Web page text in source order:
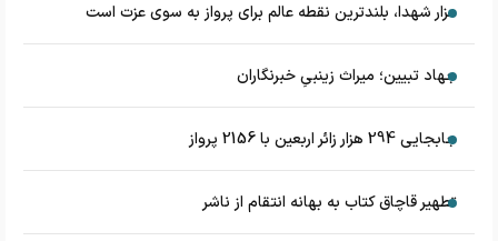
مزار شهدا، بلندترین نقطه عالم برای پرواز به سوی عزت است
جهاد تبیین؛ میراث زینبیِ خبرنگاران
جابجایی 294 هزار زائر اربعین با 2156 پرواز
تطهیر قاچاق کتاب به بهانه انتقام از ناشر